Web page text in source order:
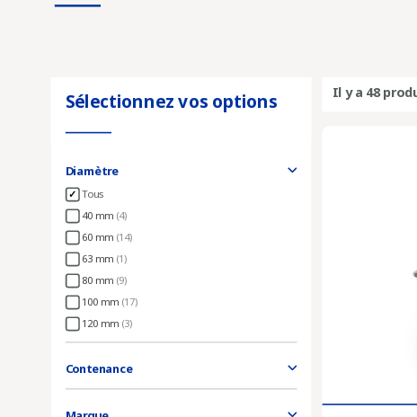
Sélectionnez vos options
Diamètre
Tous
40 mm (4)
60 mm (14)
63 mm (1)
80 mm (9)
100 mm (17)
120 mm (3)
Contenance
Il y a 48